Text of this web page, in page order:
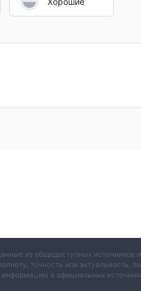
из общедоступных
точность или актуальность,
в официальных